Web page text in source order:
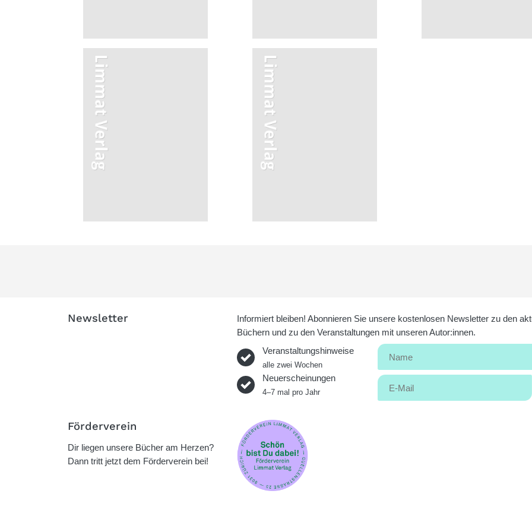
Newsletter
Informiert bleiben! Abonnieren Sie unsere kostenlosen Newsletter zu den
Büchern und zu den Veranstaltungen mit unseren Autor:innen.
Veranstaltungshinweise
alle zwei Wochen
Neuerscheinungen
4–7 mal pro Jahr
Förderverein
Dir liegen unsere Bücher am Herzen?
Dann tritt jetzt dem Förderverein bei!